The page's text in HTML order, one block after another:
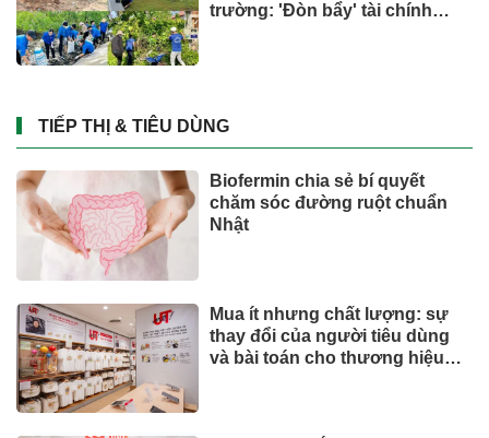
trường: 'Đòn bẩy' tài chính
TIẾP THỊ & TIÊU DÙNG
Biofermin chia sẻ bí quyết
chăm sóc đường ruột chuẩn
Nhật
Mua ít nhưng chất lượng: sự
thay đổi của người tiêu dùng
và bài toán cho thương hiệu